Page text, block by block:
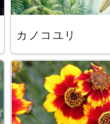
カノコユリ